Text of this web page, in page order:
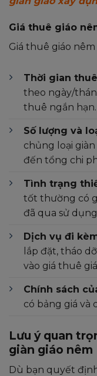
Giá thuê giáo
Giá thuê giáo
Thời gian thuê
theo ngày/
thuê ngắn hạn.
Số lượng và
chủng loại
đến tổng chi
Tình trạng
tốt thường có
đã qua sử
Dịch vụ đi
lắp đặt, tháo
vào giá thuê
Chính sách
có bảng giá và
Lưu ý quan
giàn giáo nêm
Dù bạn quyết